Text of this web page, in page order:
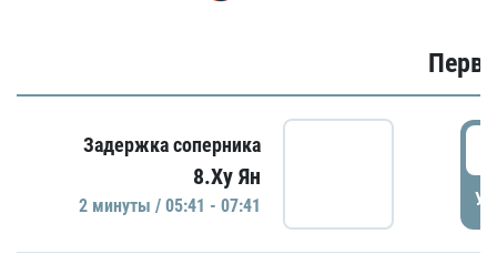
Задержка соперника
8.Ху Ян
2 минуты / 05:41 - 07:41